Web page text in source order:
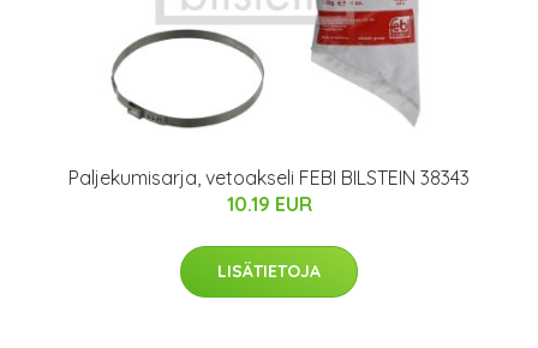
Paljekumisarja, vetoakseli FEBI BILSTEIN 38343
10.19 EUR
LISÄTIETOJA